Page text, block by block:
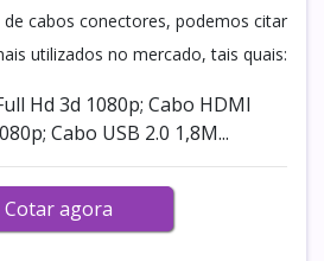
cabos conectores, podemos citar
utilizados no mercado, tais quais:
Hd 3d 1080p; Cabo HDMI
Cabo USB 2.0 1,8M...
Cotar agora